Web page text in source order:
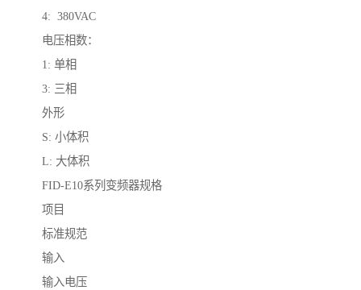
4: 380VAC
电压相数：
1: 单相
3: 三相
外形
S: 小体积
L: 大体积
FID-E10系列变频器规格
项目
标准规范
输入
输入电压